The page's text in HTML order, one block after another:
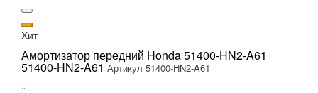
Хит
Амортизатор передний Honda 51400-HN2-A61
51400-HN2-A61 Артикул 51400-HN2-A61